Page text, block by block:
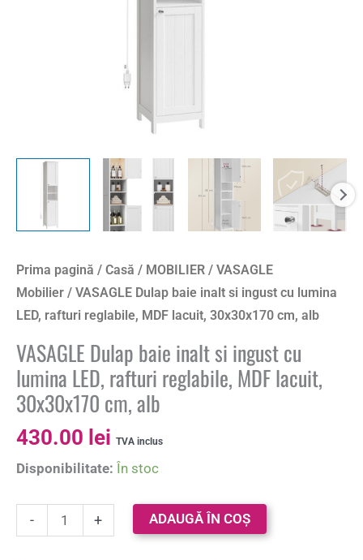
Prima pagină / Casă / MOBILIER / VASAGLE
Mobilier / VASAGLE Dulap baie inalt si ingust cu lumina
LED, rafturi reglabile, MDF lacuit, 30x30x170 cm, alb
VASAGLE Dulap baie inalt si ingust cu
lumina LED, rafturi reglabile, MDF lacuit,
30x30x170 cm, alb
430.00 lei TVA inclus
Disponibilitate: În stoc
-
cm,
+ ADAUGĂ ÎN COȘ